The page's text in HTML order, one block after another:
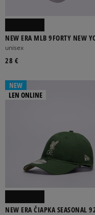
NEW ERA MLB 9FORTY NEW
YANKEES CAP GRAY/WHITE
unisex
28 €
NEW
LEN ONLINE
NEW ERA ČIAPKA SEASONAL